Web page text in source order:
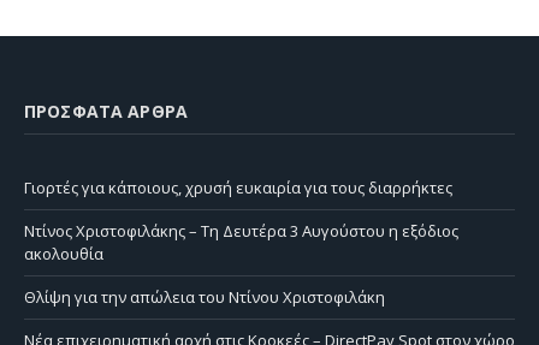
ΠΡΌΣΦΑΤΑ ΆΡΘΡΑ
Γιορτές για κάποιους, χρυσή ευκαιρία για τους διαρρήκτες
Ντίνος Χριστοφιλάκης – Τη Δευτέρα 3 Αυγούστου η εξόδιος
ακολουθία
Θλίψη για την απώλεια του Ντίνου Χριστοφιλάκη
Νέα επιχειρηματική αρχή στις Κροκεές – DirectPay Spot στον χώρο